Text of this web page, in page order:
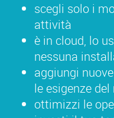
scegli solo i
attività
è in cloud, lo
nessuna
aggiungi
le esigenze
ottimizzi le